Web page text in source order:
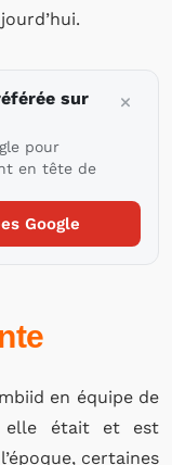
sur
pour
en tête de
Google
en équipe de
elle était et est
certaines